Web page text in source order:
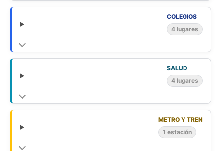
COLEGIOS
4 lugares
SALUD
4 lugares
METRO Y TREN
1 estación